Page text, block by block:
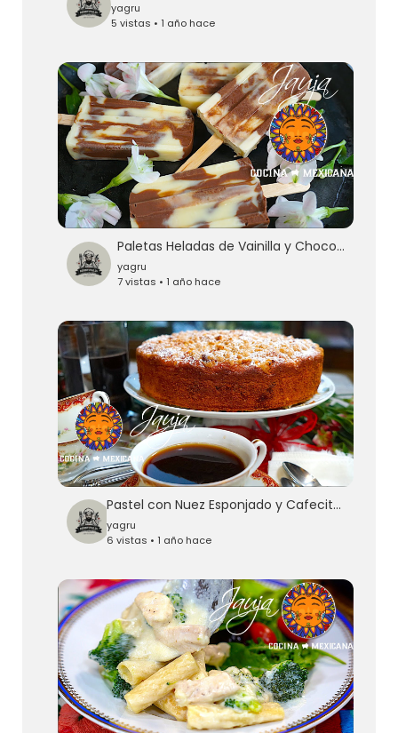
yagru
5 vistas • 1 año hace
Paletas Heladas de Vainilla y Chocolate
yagru
7 vistas • 1 año hace
Pastel con Nuez Esponjado y Cafecito para Chopear
yagru
6 vistas • 1 año hace